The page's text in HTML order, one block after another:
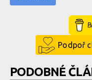
Podpoř
PODOBNÉ